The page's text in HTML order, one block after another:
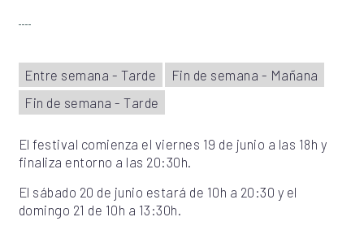
Entre semana - Tarde
Fin de semana - Mañana
Fin de semana - Tarde
El festival comienza el viernes 19 de junio a las 18h y
finaliza entorno a las 20:30h.
El sábado 20 de junio estará de 10h a 20:30 y el
domingo 21 de 10h a 13:30h.